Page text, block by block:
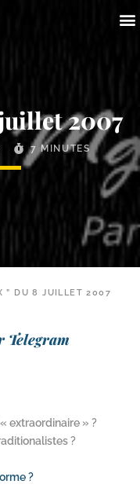
2007
7 MINUTES
” DU 8 JUILLET 2007
Telegram
extraordinaire » ?
?
?